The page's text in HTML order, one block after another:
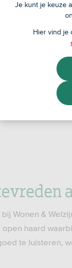
AT
Wonen &
haard
te luisteren,
Je kunt je keuze
Hier vind je